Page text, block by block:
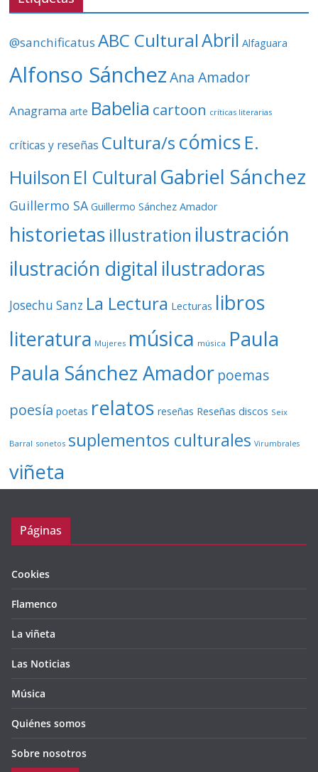
í
e
@sanchificatus ABC CulturalAbril Alfaguara
Alfonso Sánchez Ana Amador
Anagrama arte Babelia cartoon críticas literarias
críticas y reseñas Cultura/s cómics E.
Huilson El Cultural Gabriel Sánchez
Guillermo SA Guillermo Sánchez Amador
historietas illustration ilustración
ilustración digital ilustradoras
Josechu Sanz La Lectura Lecturas libros
literatura Mujeres música música Paula
Paula Sánchez Amador poemas
poesía poetas relatos reseñas Reseñas discos Seix
Barral sonetos suplementos culturales Virumbrales
viñeta
Páginas
Cookies
Flamenco
La viñeta
Las Noticias
Música
Quiénes somos
Sobre nosotros